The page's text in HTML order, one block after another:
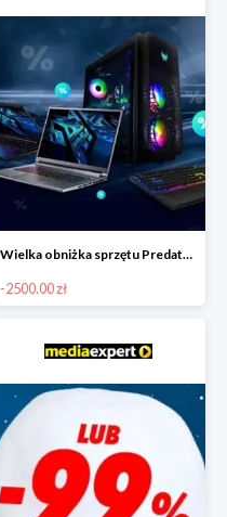
Wielka obniżka sprzętu Predator w Media Expert - rabaty do -2500zł
-2500.00 zł